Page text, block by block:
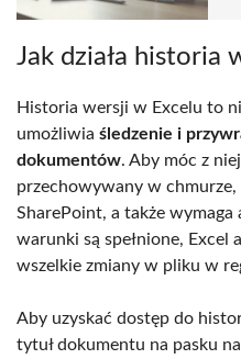
Jak działa historia
Historia wersji w Excelu to
umożliwia śledzenie i
dokumentów. Aby móc z
przechowywany w chmurze,
SharePoint, a także wymaga
warunki są spełnione, Excel
wszelkie zmiany w pliku w
Aby uzyskać dostęp do
tytuł dokumentu na pasku